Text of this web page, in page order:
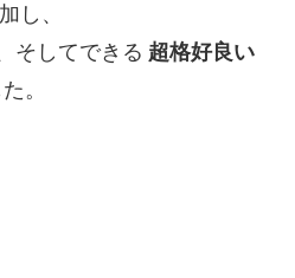
し、
そしてできる 超格好良い
。